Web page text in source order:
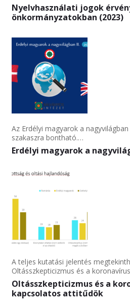
Nyelvhasználati jogok
önkormányzatokban (2023)
Erdélyi magyarok a
Az Erdélyi magyarok a
szakaszra bontható.…
Oltásszkepticizmus és a
kapcsolatos attitűdök
A teljes kutatási jelentés
Oltásszkepticizmus és a